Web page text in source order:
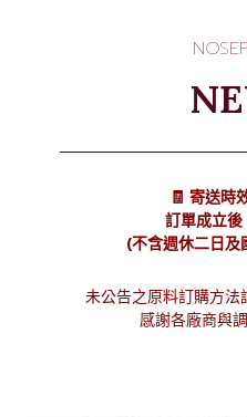
規格：精美淡香精EDP
相關商品
🧾 寄送時
訂單成立
(不含週休二日及
未公告之原料訂購方法
感謝各廠商與